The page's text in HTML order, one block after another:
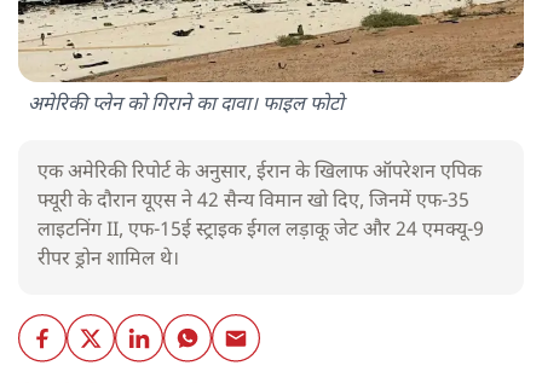
अमेरिकी प्लेन को गिराने का दावा। फाइल फोटो
एक अमेरिकी रिपोर्ट के अनुसार, ईरान के खिलाफ ऑपरेशन एपिक
फ्यूरी के दौरान यूएस ने 42 सैन्य विमान खो दिए, जिनमें एफ-35
लाइटनिंग II, एफ-15ई स्ट्राइक ईगल लड़ाकू जेट और 24 एमक्यू-9
रीपर ड्रोन शामिल थे।